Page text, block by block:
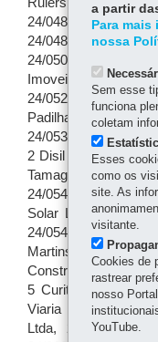
a partir
Para
nossa
Sem esse
funciona
coletam
Esses
como os
site. As
visitante.
Cookies de
rastrear
nosso
YouTube.